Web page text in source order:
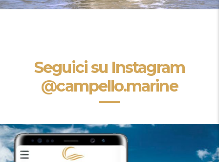
Seguici su Instagram
@campello.marine